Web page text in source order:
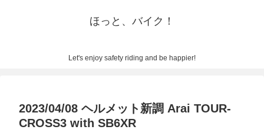
ほっと、バイク！
Let's enjoy safety riding and be happier!
2023/04/08 ヘルメット新調 Arai TOUR-
CROSS3 with SB6XR